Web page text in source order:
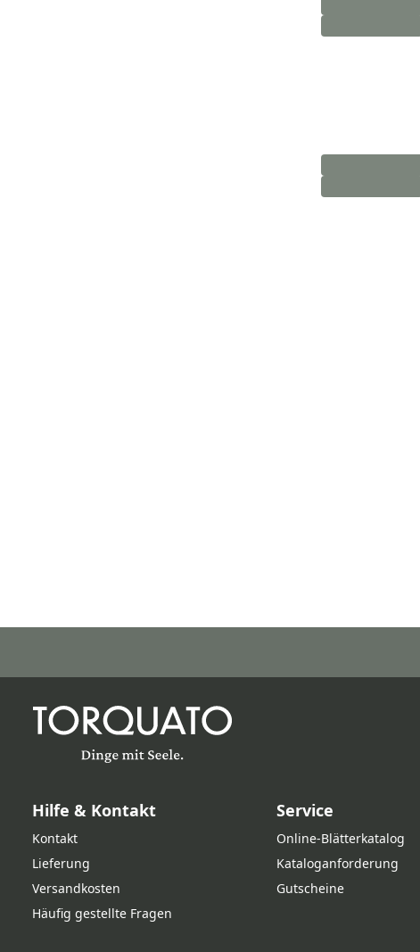
Hilfe & Kontakt
Kontakt
Lieferung
Versandkosten
Häufig gestellte Fragen
Service
Online‑Blätterkatalog
Kataloganforderung
Gutscheine